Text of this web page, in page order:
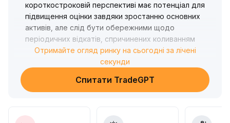
короткостроковій перспективі має потенціал для
підвищення оцінки завдяки зростанню основних
активів, але слід бути обережними щодо
періодичних відкатів, спричинених коливанням
ринкових настроїв.
Опціонний ринок демонструє зростання
оптимістичних очікувань, передбачуване
підвищення волатильності підтримує збільшення
створюють яскраво виражені структурні
Отримайте огляд ринку на сьогодні за лічені
секунди
Спитати TradeGPT